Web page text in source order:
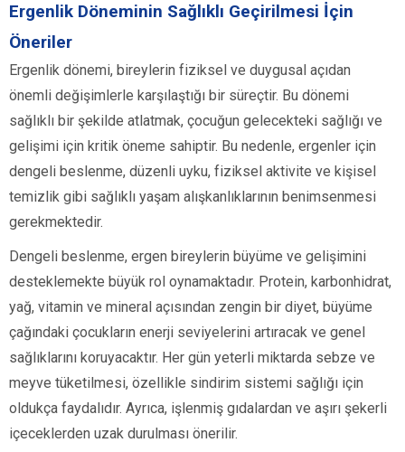
Ergenlik Döneminin Sağlıklı Geçirilmesi İçin
Öneriler
Ergenlik dönemi, bireylerin fiziksel ve duygusal açıdan
önemli değişimlerle karşılaştığı bir süreçtir. Bu dönemi
sağlıklı bir şekilde atlatmak, çocuğun gelecekteki sağlığı ve
gelişimi için kritik öneme sahiptir. Bu nedenle, ergenler için
dengeli beslenme, düzenli uyku, fiziksel aktivite ve kişisel
temizlik gibi sağlıklı yaşam alışkanlıklarının benimsenmesi
gerekmektedir.
Dengeli beslenme, ergen bireylerin büyüme ve gelişimini
desteklemekte büyük rol oynamaktadır. Protein, karbonhidrat,
yağ, vitamin ve mineral açısından zengin bir diyet, büyüme
çağındaki çocukların enerji seviyelerini artıracak ve genel
sağlıklarını koruyacaktır. Her gün yeterli miktarda sebze ve
meyve tüketilmesi, özellikle sindirim sistemi sağlığı için
oldukça faydalıdır. Ayrıca, işlenmiş gıdalardan ve aşırı şekerli
içeceklerden uzak durulması önerilir.